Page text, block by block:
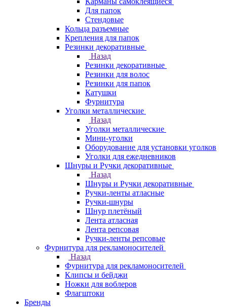
Для папок
Стендовые
Кольца разъемные
Крепления для папок
Резинки декоративные
Назад
Резинки декоративные
Резинки для волос
Резинки для папок
Катушки
Фурнитура
Уголки металлические
Назад
Уголки металлические
Мини-уголки
Оборудование для установки уголков
Уголки для ежедневников
Шнуры и Ручки декоративные
Назад
Шнуры и Ручки декоративные
Ручки-ленты атласные
Ручки-шнуры
Шнур плетёный
Лента атласная
Лента репсовая
Ручки-ленты репсовые
Фурнитура для рекламоносителей
Назад
Фурнитура для рекламоносителей
Клипсы и бeйджи
Ножки для воблеров
Флагштоки
Бренды